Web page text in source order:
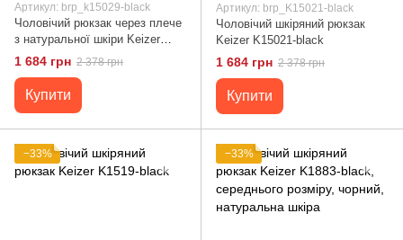
Артикул: brp_k15029-black
Чоловічий рюкзак через плече
з натуральної шкіри Keizer
K15029, чорний, середній
розмір, 2 відділення
1 684 грн 2 378 грн
Купити
Артикул: brp_K15021-black
Чоловічий шкіряний рюкзак
Keizer K15021-black
1 684 грн 2 378 грн
Купити
−33% −33%